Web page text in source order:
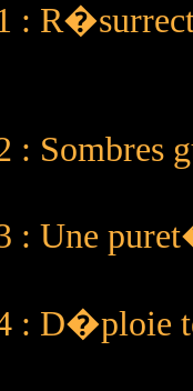
:
: Sombres
: Une
: D�ploie